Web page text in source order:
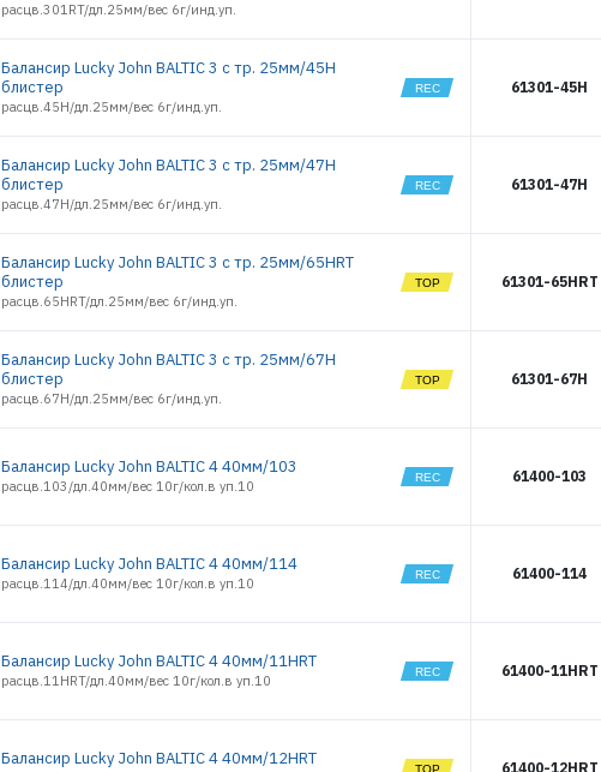
расцв.301RT/дл.25мм/вес 6г/инд.уп.
Балансир Lucky John BALTIC 3 с тр. 25мм/45H
блистер
расцв.45H/дл.25мм/вес 6г/инд.уп.
61301-45H
Балансир Lucky John BALTIC 3 с тр. 25мм/47H
блистер
расцв.47H/дл.25мм/вес 6г/инд.уп.
61301-47H
Балансир Lucky John BALTIC 3 с тр. 25мм/65HRT
блистер
расцв.65HRT/дл.25мм/вес 6г/инд.уп.
61301-65HRT
Балансир Lucky John BALTIC 3 с тр. 25мм/67H
блистер
расцв.67H/дл.25мм/вес 6г/инд.уп.
61301-67H
Балансир Lucky John BALTIC 4 40мм/103
расцв.103/дл.40мм/вес 10г/кол.в уп.10
61400-103
Балансир Lucky John BALTIC 4 40мм/114
расцв.114/дл.40мм/вес 10г/кол.в уп.10
61400-114
Балансир Lucky John BALTIC 4 40мм/11HRT
расцв.11HRT/дл.40мм/вес 10г/кол.в уп.10
61400-11HRT
Балансир Lucky John BALTIC 4 40мм/12HRT 61400-12HRT